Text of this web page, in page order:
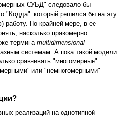
СУБД" следовало бы
"Кодда", который решился бы на эту
работу. По крайней мере, в ее
насколько правомерно
же термина multidimensional
системам. А пока такой модели
сравнивать "многомерные"
или "немногомерными"
реализаций на однотипной